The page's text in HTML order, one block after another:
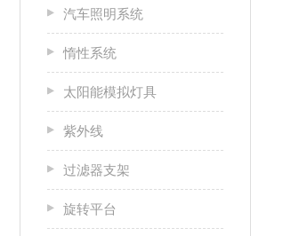
汽车照明系统
惰性系统
太阳能模拟灯具
紫外线
过滤器支架
旋转平台